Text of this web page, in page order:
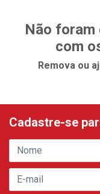
Não
com
Remova ou
Cadastre-se